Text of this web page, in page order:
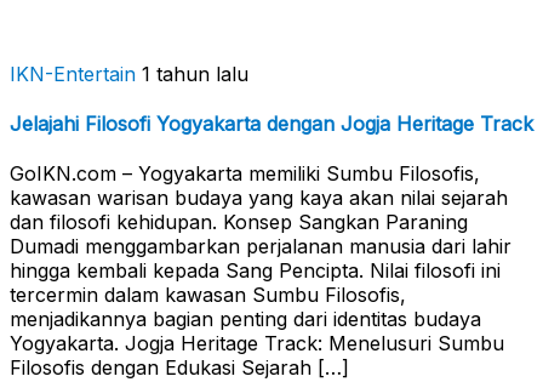
IKN-Entertain 1 tahun lalu
Jelajahi Filosofi Yogyakarta dengan Jogja Heritage Track
GoIKN.com – Yogyakarta memiliki Sumbu Filosofis,
kawasan warisan budaya yang kaya akan nilai sejarah
dan filosofi kehidupan. Konsep Sangkan Paraning
Dumadi menggambarkan perjalanan manusia dari lahir
hingga kembali kepada Sang Pencipta. Nilai filosofi ini
tercermin dalam kawasan Sumbu Filosofis,
menjadikannya bagian penting dari identitas budaya
Yogyakarta. Jogja Heritage Track: Menelusuri Sumbu
Filosofis dengan Edukasi Sejarah […]